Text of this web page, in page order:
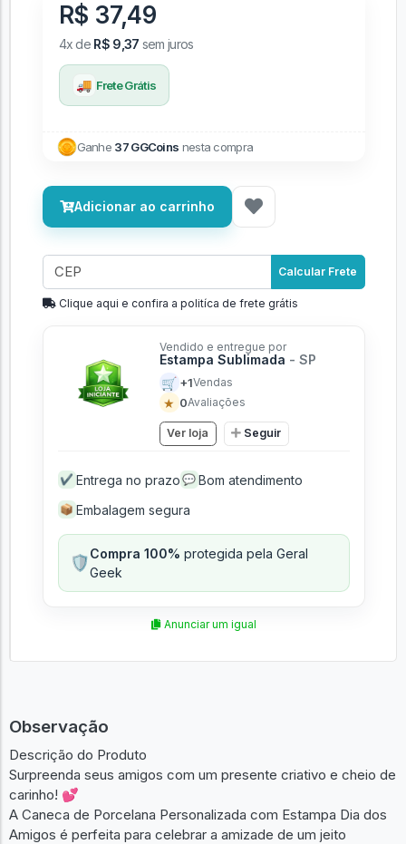
R$ 37,49
4x de R$ 9,37 sem juros
🚚 Frete Grátis
Ganhe 37 GGCoins nesta compra
Adicionar ao carrinho
Calcular Frete
Clique aqui e confira a politíca de frete grátis
Vendido e entregue por
Estampa Sublimada - SP
🛒 +1Vendas
★ 0Avaliações
Ver loja Seguir
✔ Entrega no prazo 💬 Bom atendimento
📦 Embalagem segura
🛡️Compra 100% protegida pela Geral
Geek
Anunciar um igual
Observação
Descrição do Produto
Surpreenda seus amigos com um presente criativo e cheio de
carinho! 💕
A Caneca de Porcelana Personalizada com Estampa Dia dos
Amigos é perfeita para celebrar a amizade de um jeito